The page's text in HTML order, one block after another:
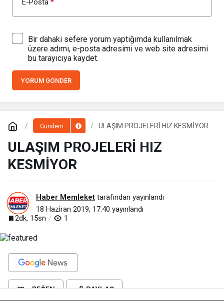
E-Posta *
Bir dahaki sefere yorum yaptığımda kullanılmak
üzere adımı, e-posta adresimi ve web site adresimi
bu tarayıcıya kaydet.
YORUM GÖNDER
Gündem ULAŞIM PROJELERİ HIZ KESMİYOR
ULAŞIM PROJELERİ HIZ
KESMİYOR
Haber Memleket tarafından yayınlandı
18 Haziran 2019, 17:40 yayınlandı
2dk, 15sn
1
BEĞEN PAYLAŞ